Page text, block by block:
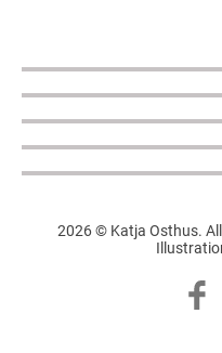
2026 © Katja Osthus.